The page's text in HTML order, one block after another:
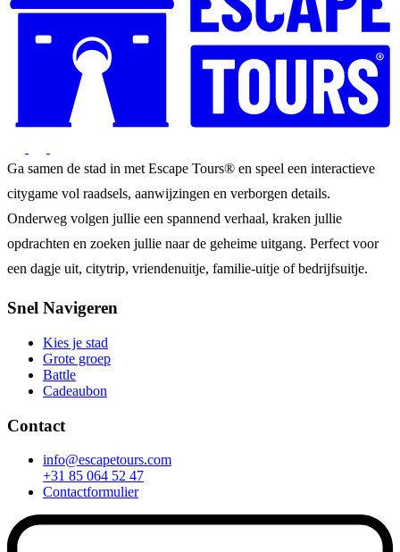
Ga samen de stad in met Escape Tours® en speel een interactieve
citygame vol raadsels, aanwijzingen en verborgen details.
Onderweg volgen jullie een spannend verhaal, kraken jullie
opdrachten en zoeken jullie naar de geheime uitgang. Perfect voor
een dagje uit, citytrip, vriendenuitje, familie-uitje of bedrijfsuitje.
Snel Navigeren
Kies je stad
Grote groep
Battle
Cadeaubon
Contact
info@escapetours.com
+31 85 064 52 47
Contactformulier